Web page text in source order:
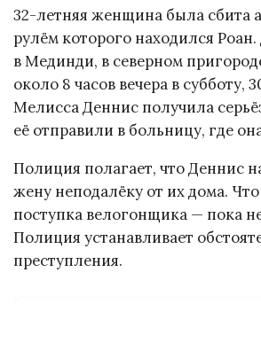
32-летняя женщина была сбита
рулём которого находился
в Мединди, в северном
около 8 часов вечера в субботу,
Мелисса Деннис получила
её отправили в больницу, где
Полиция полагает, что Деннис
жену неподалёку от их дома.
поступка велогонщика — пока
Полиция устанавливает
преступления.